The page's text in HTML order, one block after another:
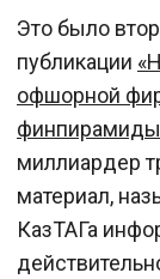
Это было
публикации
офшорной
миллиардер
материал,
КазТАГа